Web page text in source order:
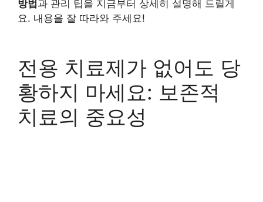
방법과 관리 팁을 지금부터 상세히 설명해 드릴게
요. 내용을 잘 따라와 주세요!
전용 치료제가 없어도 당
황하지 마세요: 보존적
치료의 중요성